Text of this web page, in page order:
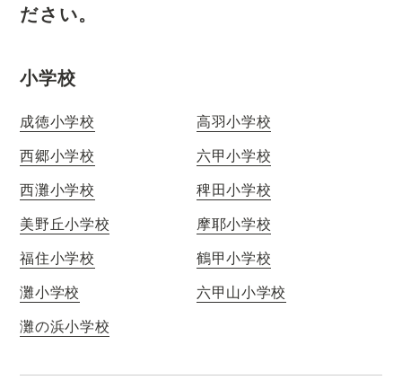
ださい。
小学校
成徳小学校
高羽小学校
西郷小学校
六甲小学校
西灘小学校
稗田小学校
美野丘小学校
摩耶小学校
福住小学校
鶴甲小学校
灘小学校
六甲山小学校
灘の浜小学校